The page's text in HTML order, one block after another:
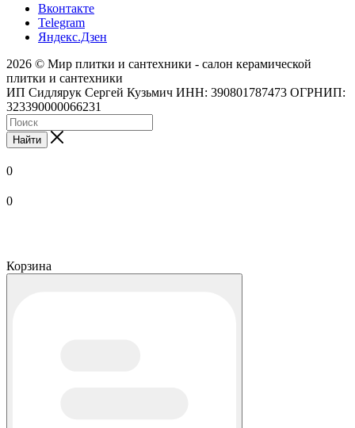
Вконтакте
Telegram
Яндекс.Дзен
2026 © Мир плитки и сантехники - салон керамической
плитки и сантехники
ИП Сидлярук Сергей Кузьмич ИНН: 390801787473 ОГРНИП:
323390000066231
Найти
0
0
Корзина